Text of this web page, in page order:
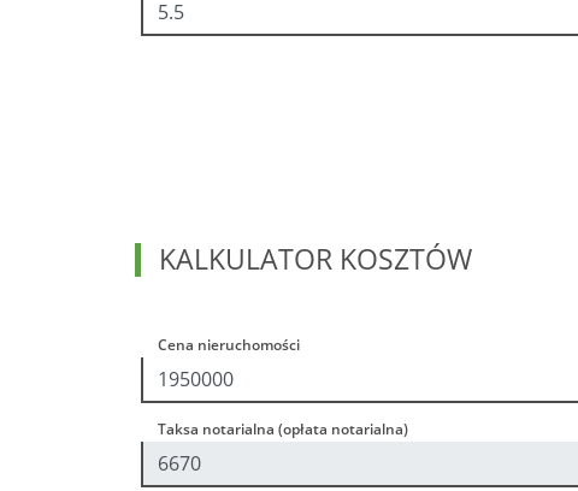
KALKULATOR KOSZTÓW
Cena nieruchomości
Taksa notarialna (opłata notarialna)